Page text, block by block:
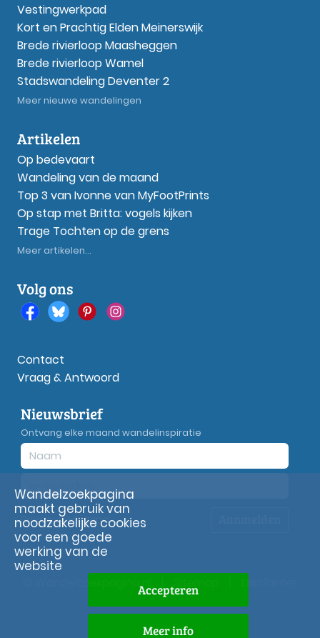
Vestingwerkpad
Kort en Prachtig Elden Meinerswijk
Brede rivierloop Maasheggen
Brede rivierloop Wamel
Stadswandeling Deventer 2
Meer nieuwe wandelingen
Artikelen
Op bedevaart
Wandeling van de maand
Top 3 van Ivonne van MyFootPrints
Op stap met Britta: vogels kijken
Trage Tochten op de grens
Meer artikelen...
Volg ons
Contact
Vraag & Antwoord
Nieuwsbrief
Ontvang elke maand wandelinspiratie
Privacyverklaring
© Wandelzoekpagina.nl
Wandelzoekpagina
maakt gebruik van
noodzakelijke cookies
voor een goede
werking van de
website
Accepteren
Meer info